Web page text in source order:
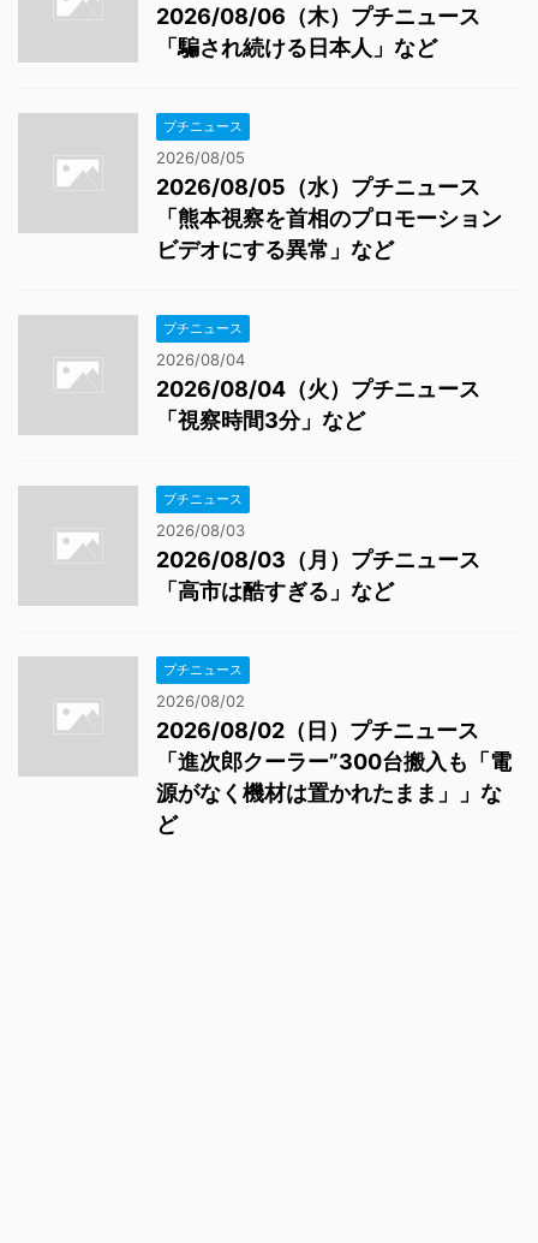
2026/08/06（木）プチニュース
「騙され続ける日本人」など
プチニュース
2026/08/05
2026/08/05（水）プチニュース
「熊本視察を首相のプロモーション
ビデオにする異常」など
プチニュース
2026/08/04
2026/08/04（火）プチニュース
「視察時間3分」など
プチニュース
2026/08/03
2026/08/03（月）プチニュース
「高市は酷すぎる」など
プチニュース
2026/08/02
2026/08/02（日）プチニュース
「進次郎クーラー”300台搬入も「電
源がなく機材は置かれたまま」」な
ど